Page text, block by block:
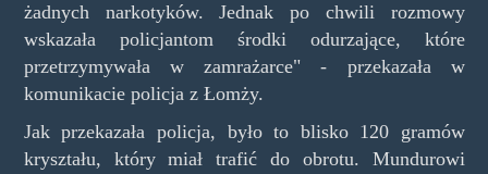
żadnych narkotyków. Jednak po chwili rozmowy
wskazała policjantom środki odurzające, które
przetrzymywała w zamrażarce" - przekazała w
komunikacie policja z Łomży.
Jak przekazała policja, było to blisko 120 gramów
kryształu, który miał trafić do obrotu. Mundurowi